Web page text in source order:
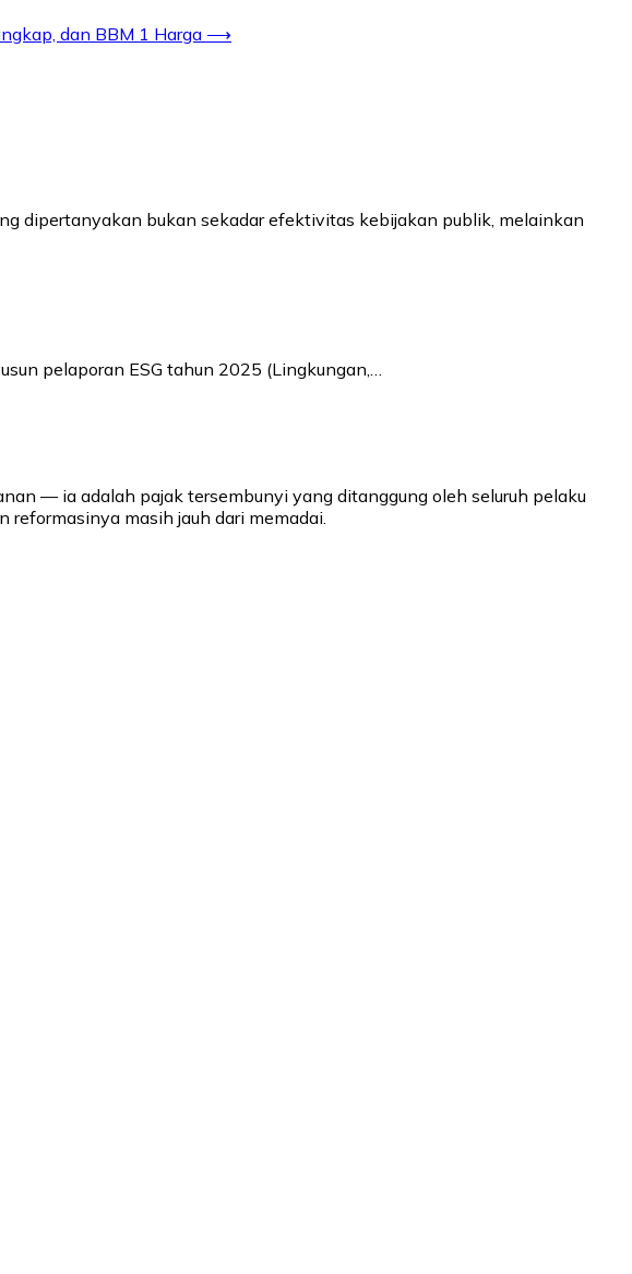
dan BBM 1 Harga ⟶
dipertanyakan bukan sekadar efektivitas kebijakan publik, melainkan
pelaporan ESG tahun 2025 (Lingkungan,…
— ia adalah pajak tersembunyi yang ditanggung oleh seluruh pelaku
masih jauh dari memadai.